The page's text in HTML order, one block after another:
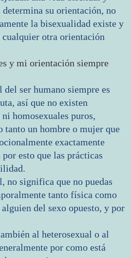
determina su orientación, no
la bisexualidad existe y
otra orientación
y mi orientación siempre
ser humano siempre es
así que no existen
homosexuales puros,
tanto un hombre o mujer que
exactamente
esto que las prácticas
no significa que no puedas
tanto física como
del sexo opuesto, y por
al heterosexual o al
por como está